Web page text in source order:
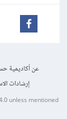
عن أكاديمية
إرشادات
unless mentioned